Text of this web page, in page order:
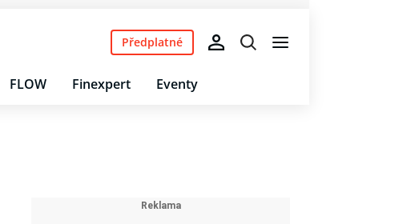
FLOW Finexpert Eventy
Předplatné